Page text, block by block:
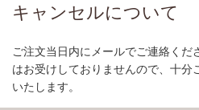
キャンセルについて
ご注文当日内にメールでご連絡くだ
はお受けしておりませんので、十分
いたします。